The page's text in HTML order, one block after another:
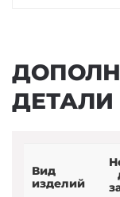
ДЕТАЛИ
Вид
изделий